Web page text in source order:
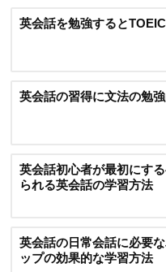
英会話を勉強すると
英会話の習得に文法の勉
英会話初心者が最初にす
られる英会話の学習方法
英会話の日常会話に必要
ップの効果的な学習方法